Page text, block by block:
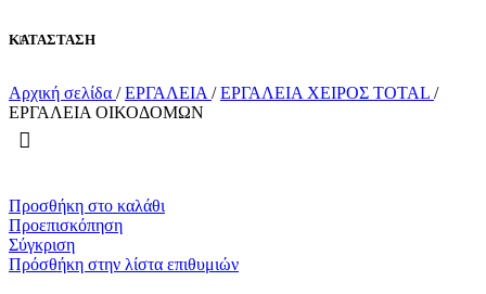
ΚΑΤΑΣΤΑΣΗ
Αρχική σελίδα / ΕΡΓΑΛΕΙΑ / ΕΡΓΑΛΕΙΑ ΧΕΙΡΟΣ TOTAL /
ΕΡΓΑΛΕΙΑ ΟΙΚΟΔΟΜΩΝ
Προσθήκη στο καλάθι
Προεπισκόπηση
Σύγκριση
Πρόσθήκη στην λίστα επιθυμιών